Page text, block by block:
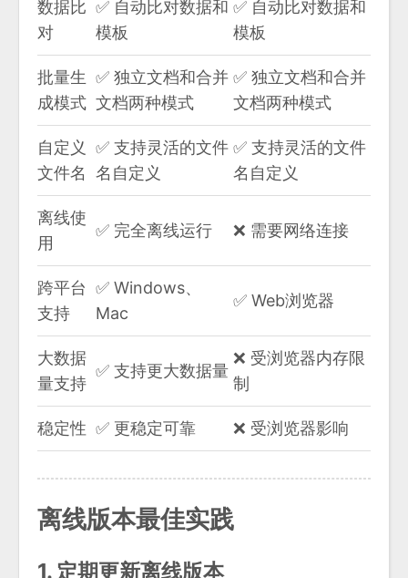
数据比
对
✅ 自动比对数据和
模板
✅ 自动比对数据和
模板
批量生
成模式
✅ 独立文档和合并
文档两种模式
✅ 独立文档和合并
文档两种模式
自定义
文件名
✅ 支持灵活的文件
名自定义
✅ 支持灵活的文件
名自定义
离线使
用
✅ 完全离线运行 ❌ 需要网络连接
跨平台
支持
✅ Windows、
Mac
✅ Web浏览器
大数据
量支持
✅ 支持更大数据量
❌ 受浏览器内存限
制
稳定性 ✅ 更稳定可靠 ❌ 受浏览器影响
离线版本最佳实践
1. 定期更新离线版本